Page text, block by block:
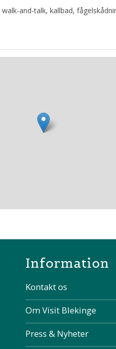
and-talk, kallbad,
Information
Kontakt os
Om Visit Blekinge
Press & Nyheter